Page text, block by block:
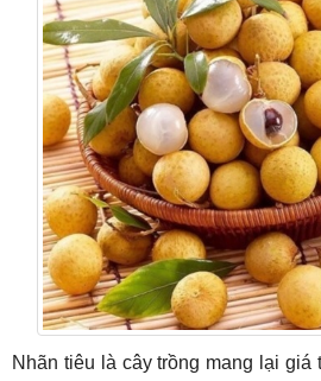
Nhãn tiêu là cây trồng mang lại giá